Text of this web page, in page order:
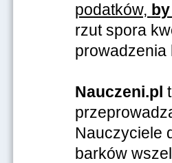
podatków,
rzut spora
prowadzenia
Nauczeni.pl
Nauczyciele
barków